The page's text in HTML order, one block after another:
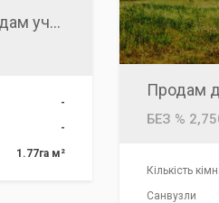
Красилівка, продам участок 1.77га, поряд Укртранс, Логістичний термінал, кінологічний центр
-
-
1.77га м²
БЕЗ %
Кількість
Санвузли